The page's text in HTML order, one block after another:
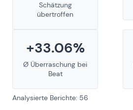
Schätzung
übertroffen
+33.06%
Ø Überraschung bei
Beat
Analysierte Berichte: 56